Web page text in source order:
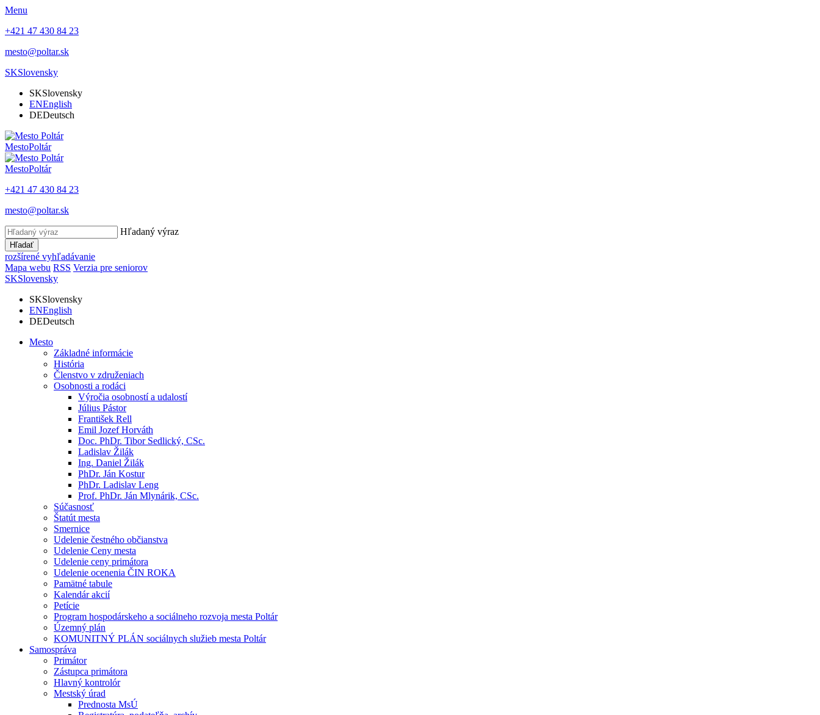
Menu
+421 47 430 84 23
mesto@poltar.sk
SKSlovensky
SKSlovensky
ENEnglish
DEDeutsch
MestoPoltár
MestoPoltár
+421 47 430 84 23
mesto@poltar.sk
Hľadaný výraz
Hľadať
rozšírené vyhľadávanie
Mapa webu RSS Verzia pre seniorov
SKSlovensky
SKSlovensky
ENEnglish
DEDeutsch
Mesto
Základné informácie
História
Členstvo v združeniach
Osobnosti a rodáci
Výročia osobností a udalostí
Július Pástor
František Rell
Emil Jozef Horváth
Doc. PhDr. Tibor Sedlický, CSc.
Ladislav Žilák
Ing. Daniel Žilák
PhDr. Ján Kostur
PhDr. Ladislav Leng
Prof. PhDr. Ján Mlynárik, CSc.
Súčasnosť
Štatút mesta
Smernice
Udelenie čestného občianstva
Udelenie Ceny mesta
Udelenie ceny primátora
Udelenie ocenenia ČIN ROKA
Pamätné tabule
Kalendár akcií
Petície
Program hospodárskeho a sociálneho rozvoja mesta Poltár
Územný plán
KOMUNITNÝ PLÁN sociálnych služieb mesta Poltár
Samospráva
Primátor
Zástupca primátora
Hlavný kontrolór
Mestský úrad
Prednosta MsÚ